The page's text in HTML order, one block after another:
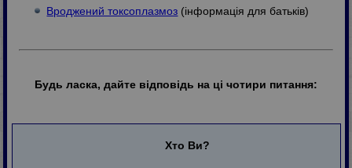
Вроджений токсоплазмоз (інформація для батьків)
Будь ласка, дайте відповідь на ці чотири питання:
Хто Ви?